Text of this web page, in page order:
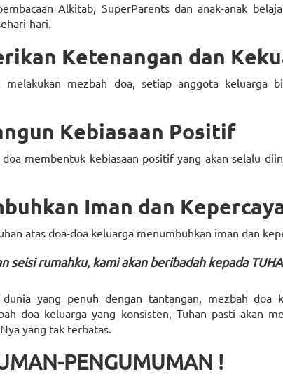
Alkitab, SuperParents dan anak-anak
hari.
Ketenangan dan
melakukan mezbah doa, setiap anggota keluarga
Kebiasaan Positif
membentuk kebiasaan positif yang akan selalu
Iman dan
atas doa-doa keluarga menumbuhkan iman dan
seisi rumahku, kami akan beribadah kepada
yang penuh dengan tantangan, mezbah doa
doa keluarga yang konsisten, Tuhan pasti akan
yang tak terbatas.
PENGUMUMAN !